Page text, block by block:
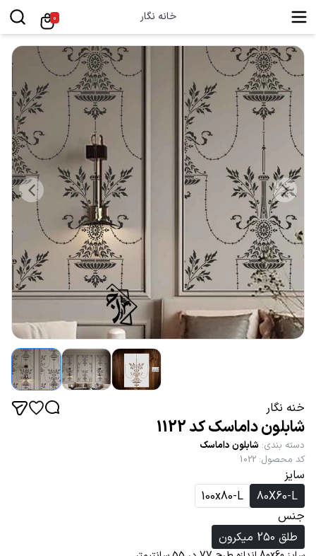
خانه نگار 0
خنه نگار
شابلون داماسک کد 1122
دسته بندی: شابلون داماسک
کد محصول:
1022
سایز
80X60-L
100x80-L
جنس
طلق 250 میکرون